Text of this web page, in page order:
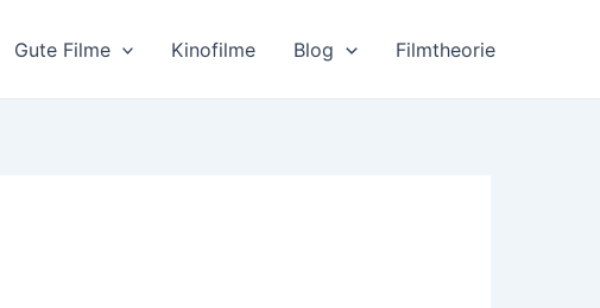
Gute Filme Kinofilme Blog Filmtheorie